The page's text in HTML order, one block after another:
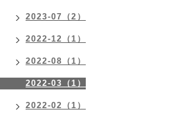
2023-07（2）
2022-12（1）
2022-08（1）
2022-03（1）
2022-02（1）